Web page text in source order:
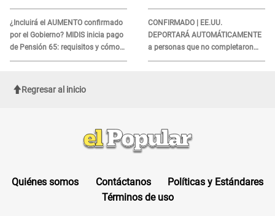
activar..."
¿Incluirá el AUMENTO confirmado
por el Gobierno? MIDIS inicia pago
de Pensión 65: requisitos y cómo
obtener el beneficio economico
esto reveló la autopsia que le
realizaron
CONFIRMADO | EE.UU.
DEPORTARÁ AUTOMÁTICAMENTE
a personas que no completaron
este formulario clave
Regresar al inicio
Quiénes somos Contáctanos
Políticas y Estándares
Términos de uso